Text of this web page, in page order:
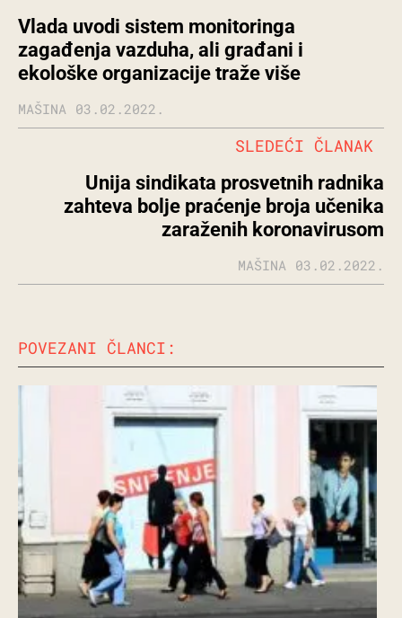
Vlada uvodi sistem monitoringa
zagađenja vazduha, ali građani i
ekološke organizacije traže više
MAŠINA 03.02.2022.
Unija sindikata prosvetnih radnika
zahteva bolje praćenje broja učenika
zaraženih koronavirusom
SLEDEĆI ČLANAK
MAŠINA 03.02.2022.
POVEZANI ČLANCI: